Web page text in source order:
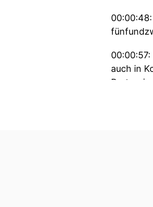
auch in